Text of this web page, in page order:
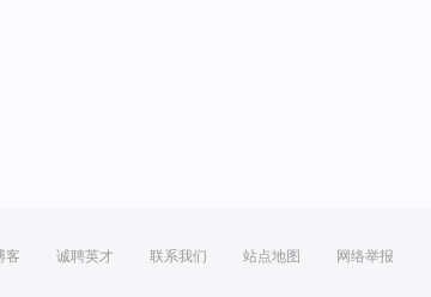
客 诚聘英才 联系我们 站点地图 网络举报